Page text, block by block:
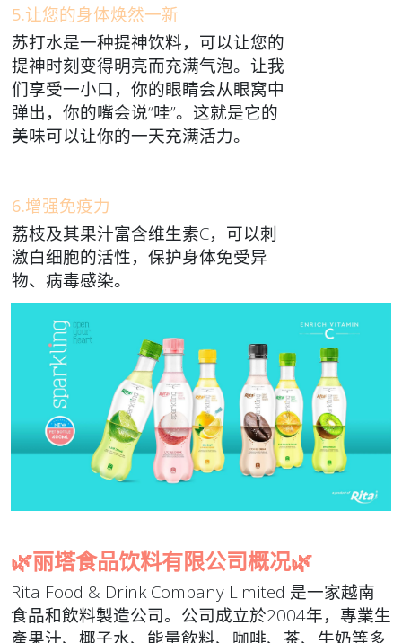
5.让您的身体焕然一新
苏打水是一种提神饮料，可以让您的
提神时刻变得明亮而充满气泡。让我
们享受一小口，你的眼睛会从眼窝中
弹出，你的嘴会说“哇”。这就是它的
美味可以让你的一天充满活力。
6.增强免疫力
荔枝及其果汁富含维生素C，可以刺
激白细胞的活性，保护身体免受异
物、病毒感染。
🌿丽塔食品饮料有限公司概况🌿
Rita Food & Drink Company Limited 是一家越南
食品和飲料製造公司。公司成立於2004年，專業生
產果汁、椰子水、能量飲料、咖啡、茶、牛奶等多